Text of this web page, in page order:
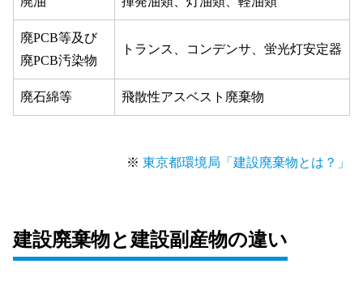
廃PCB等及び
廃PCB汚染物
トランス、コンデンサ、蛍光灯安定器
廃石綿等 飛散性アスベスト廃棄物
※ 東京都環境局「建設廃棄物とは？」
建設廃棄物と建設副産物の違い